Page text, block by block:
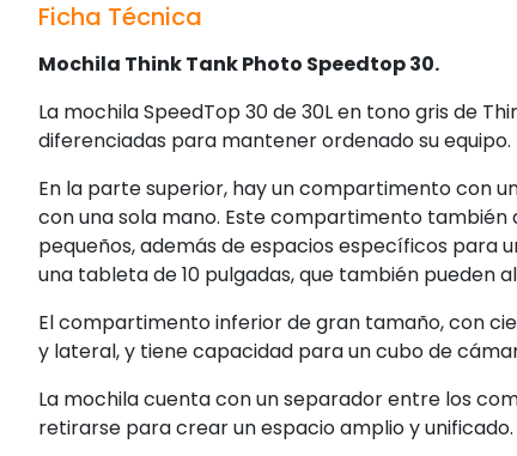
Ficha Técnica
Mochila Think Tank Photo Speedtop 30.
La mochila SpeedTop 30 de 30L en tono gris de
diferenciadas para mantener ordenado su equipo.
En la parte superior, hay un compartimento con
con una sola mano. Este compartimento
pequeños, además de espacios específicos para
una tableta de 10 pulgadas, que también pueden
El compartimento inferior de gran tamaño, con
y lateral, y tiene capacidad para un cubo de
La mochila cuenta con un separador entre los
retirarse para crear un espacio amplio y unificado.